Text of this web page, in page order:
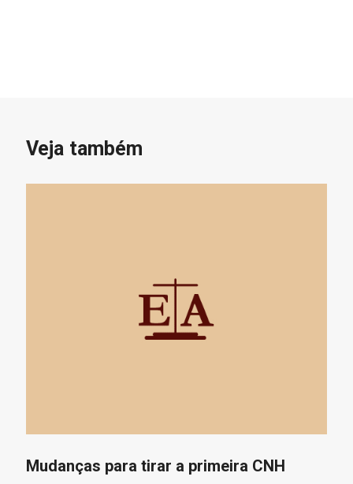
Veja também
Mudanças para tirar a primeira CNH